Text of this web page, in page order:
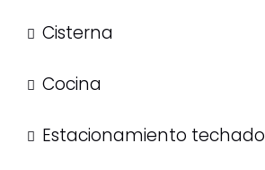
Cisterna
Cocina
Estacionamiento techado